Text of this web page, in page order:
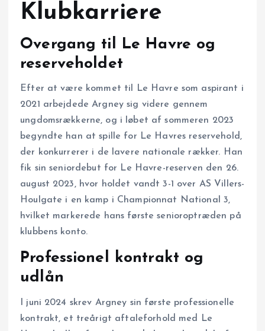
Klubkarriere
Overgang til Le Havre og
reserveholdet
Efter at være kommet til Le Havre som aspirant i
2021 arbejdede Argney sig videre gennem
ungdomsrækkerne, og i løbet af sommeren 2023
begyndte han at spille for Le Havres reservehold,
der konkurrerer i de lavere nationale rækker. Han
fik sin seniordebut for Le Havre-reserven den 26.
august 2023, hvor holdet vandt 3-1 over AS Villers-
Houlgate i en kamp i Championnat National 3,
hvilket markerede hans første senioroptræden på
klubbens konto.
Professionel kontrakt og
udlån
I juni 2024 skrev Argney sin første professionelle
kontrakt, et treårigt aftaleforhold med Le